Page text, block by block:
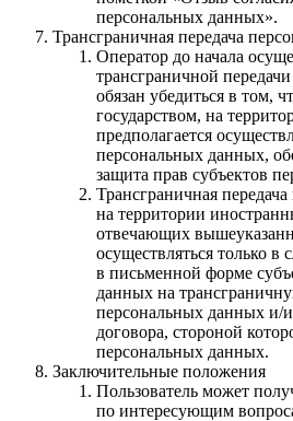
персональных данных».
Трансграничная передача
Оператор до начала
трансграничной
обязан убедиться в том,
государством, на
предполагается
персональных данных,
защита прав субъектов
Трансграничная
на территории
отвечающих
осуществляться только в
в письменной форме
данных на
персональных данных и/
договора, стороной
персональных данных.
Заключительные положения
Пользователь может
по интересующим